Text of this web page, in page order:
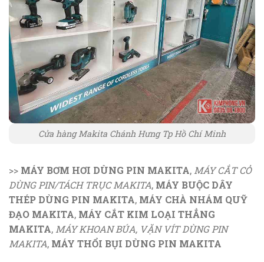
Cửa hàng Makita Chánh Hưng Tp Hồ Chí Minh
>> MÁY BƠM HƠI DÙNG PIN MAKITA, MÁY CẮT CỎ
DÙNG PIN/TÁCH TRỤC MAKITA, MÁY BUỘC DÂY
THÉP DÙNG PIN MAKITA, MÁY CHÀ NHÁM QUỸ
ĐẠO MAKITA, MÁY CẮT KIM LOẠI THẲNG
MAKITA, MÁY KHOAN BÚA, VẶN VÍT DÙNG PIN
MAKITA, MÁY THỔI BỤI DÙNG PIN MAKITA